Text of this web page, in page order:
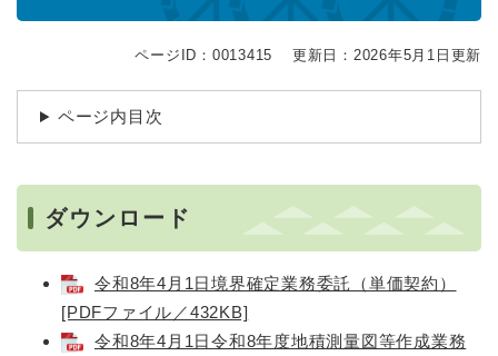
ページID：0013415 更新日：2026年5月1日更新
ページ内目次
ダウンロード
令和8年4月1日境界確定業務委託（単価契約）
[PDFファイル／432KB]
令和8年4月1日令和8年度地積測量図等作成業務